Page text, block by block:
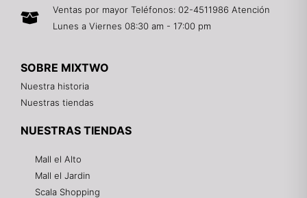
Ventas por mayor Teléfonos: 02-4511986 Atención
Lunes a Viernes 08:30 am - 17:00 pm
SOBRE MIXTWO
Nuestra historia
Nuestras tiendas
NUESTRAS TIENDAS
Mall el Alto
Mall el Jardin
Scala Shopping